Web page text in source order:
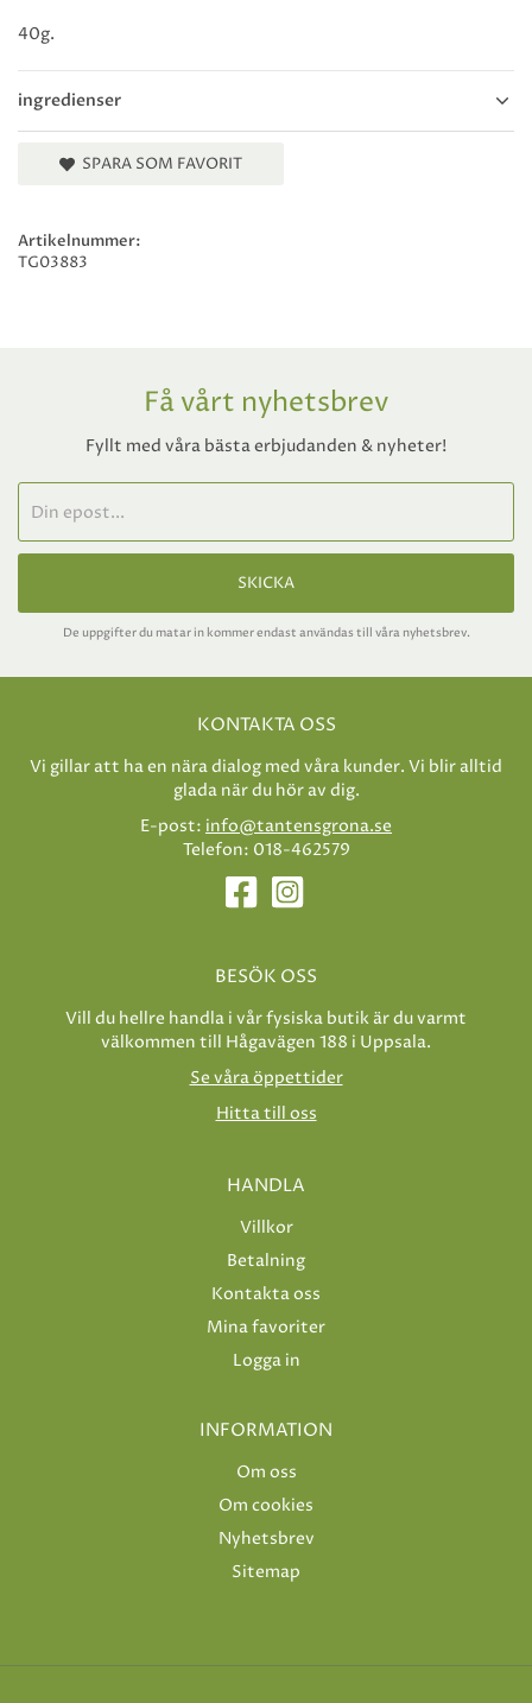
ingredienser
40g.
SPARA SOM FAVORIT
Artikelnummer:
TG03883
Få vårt nyhetsbrev
Fyllt med våra bästa erbjudanden & nyheter!
SKICKA
De uppgifter du matar in kommer endast användas till våra nyhetsbrev.
KONTAKTA OSS
Vi gillar att ha en nära dialog med våra kunder. Vi blir alltid
glada när du hör av dig.
E-post: info@tantensgrona.se
Telefon: 018-462579
BESÖK OSS
Vill du hellre handla i vår fysiska butik är du varmt
välkommen till Hågavägen 188 i Uppsala.
Se våra öppettider
Hitta till oss
HANDLA
Villkor
Betalning
Kontakta oss
Mina favoriter
Logga in
INFORMATION
Om oss
Om cookies
Nyhetsbrev
Sitemap